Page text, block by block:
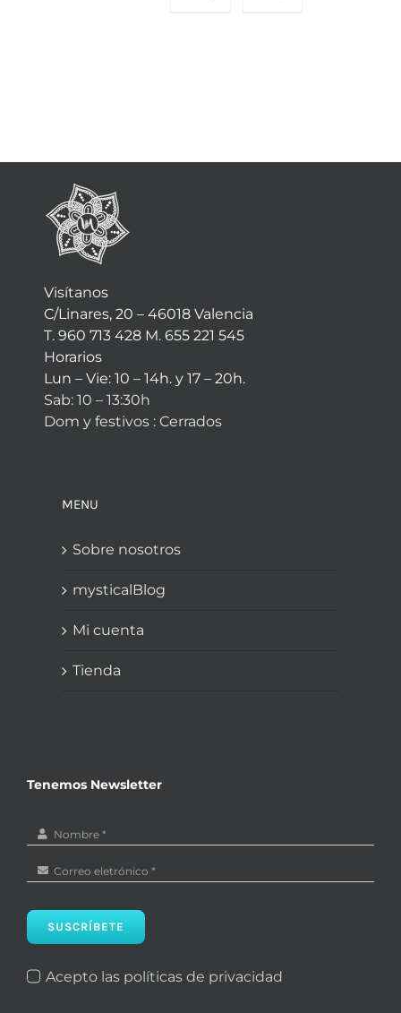
Visítanos
C/Linares, 20 – 46018 Valencia
T. 960 713 428 M. 655 221 545
Horarios
Lun – Vie: 10 – 14h. y 17 – 20h.
Sab: 10 – 13:30h
Dom y festivos : Cerrados
MENU
Sobre nosotros
mysticalBlog
Mi cuenta
Tienda
Tenemos Newsletter
SUSCRÍBETE
Acepto las políticas de privacidad